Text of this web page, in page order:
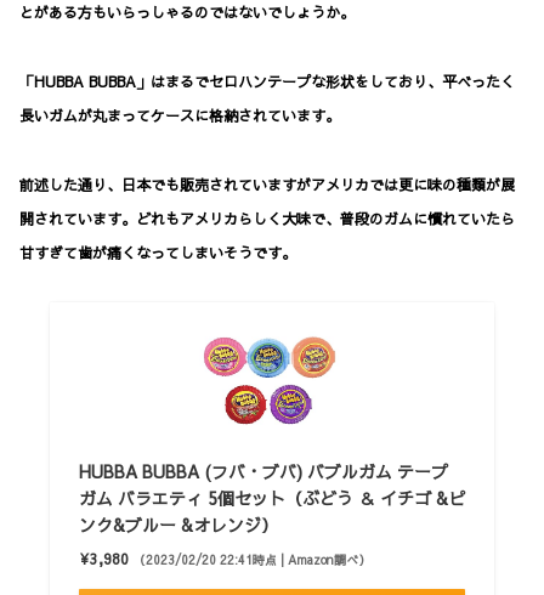
とがある方もいらっしゃるのではないでしょうか。
「HUBBA BUBBA」はまるでセロハンテープな形状をしており、平べったく
長いガムが丸まってケースに格納されています。
前述した通り、日本でも販売されていますがアメリカでは更に味の種類が展
開されています。どれもアメリカらしく大味で、普段のガムに慣れていたら
甘すぎて歯が痛くなってしまいそうです。
HUBBA BUBBA (フバ・ブバ) バブルガム テープ
ガム バラエティ 5個セット（ぶどう ＆ イチゴ &ピ
ンク&ブルー &オレンジ）
¥3,980 （2023/02/20 22:41時点 | Amazon調べ）